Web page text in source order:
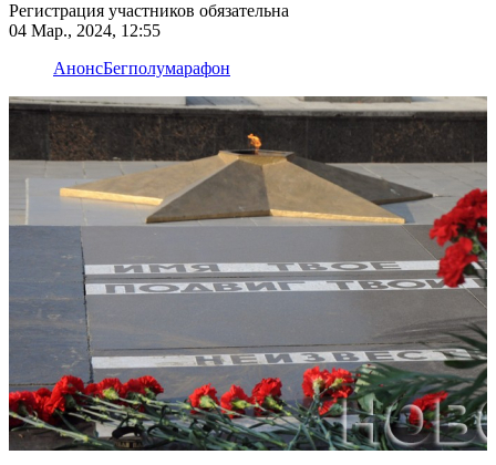
Регистрация участников обязательна
04 Мар., 2024, 12:55
АнонсБегполумарафон